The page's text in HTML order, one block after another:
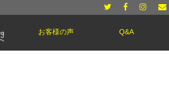
お客様の声 Q&A